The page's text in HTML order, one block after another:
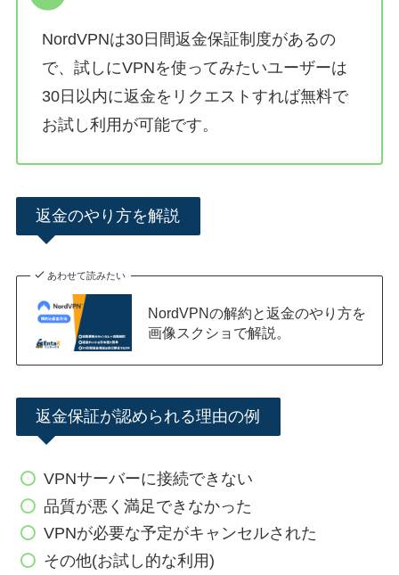
NordVPNは30日間返金保証制度があるの
で、試しにVPNを使ってみたいユーザーは
30日以内に返金をリクエストすれば無料で
お試し利用が可能です。
返金のやり方を解説
あわせて読みたい
NordVPNの解約と返金のやり方を
画像スクショで解説。
返金保証が認められる理由の例
VPNサーバーに接続できない
品質が悪く満足できなかった
VPNが必要な予定がキャンセルされた
その他(お試し的な利用)